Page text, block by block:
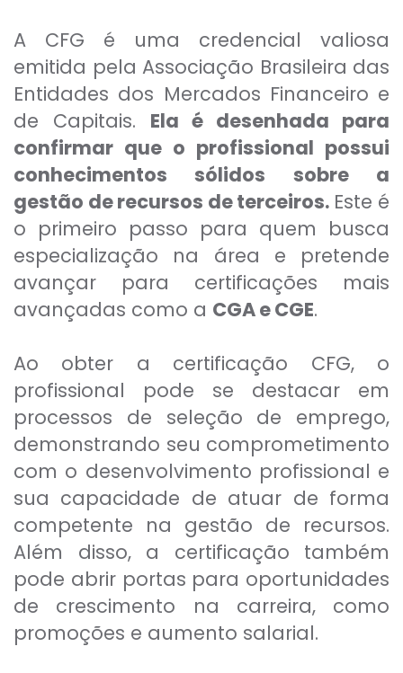
A CFG é uma credencial valiosa
emitida pela Associação Brasileira das
Entidades dos Mercados Financeiro e
de Capitais. Ela é desenhada para
confirmar que o profissional possui
conhecimentos sólidos sobre a
gestão de recursos de terceiros. Este é
o primeiro passo para quem busca
especialização na área e pretende
avançar para certificações mais
avançadas como a CGA e CGE.
Ao obter a certificação CFG, o
profissional pode se destacar em
processos de seleção de emprego,
demonstrando seu comprometimento
com o desenvolvimento profissional e
sua capacidade de atuar de forma
competente na gestão de recursos.
Além disso, a certificação também
pode abrir portas para oportunidades
de crescimento na carreira, como
promoções e aumento salarial.